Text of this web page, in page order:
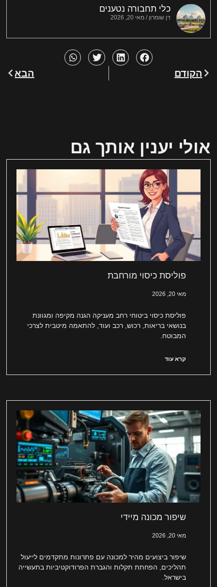
כלי תחבורה נטענים
דן שומרון מאי 20, 2026
הקודם הבא
אולי יענין אותך גם
פוליסת כיסוי מורחבת
מאי 20, 2026
פוליסת כיסוי ביטוחי רחב מעניקה הגנה מקיפה ומגוונת
בנושאי בריאות, רכוש, רכב ועוד, להתאמה מיטבית לצרכי
המבוטח.
קרא עוד
שיפור מכונה מיידי
מאי 20, 2026
שיפור ביצועים מהיר למכונה עם פתרונות מתקדמים לייעול
תהליכים, הפחתת תקלות והגברת הפרודוקטיביות בתעשייה
בישראל.